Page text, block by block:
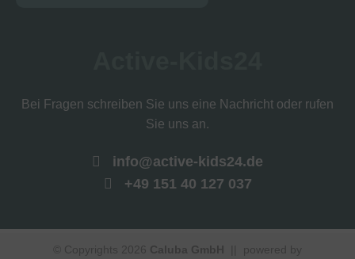
Bei Fragen schreiben Sie uns eine Nachricht oder rufen
Sie uns an.
info@active-kids24.de
+49 151 40 127 037
© Copyrights 2026 Caluba GmbH || powered by